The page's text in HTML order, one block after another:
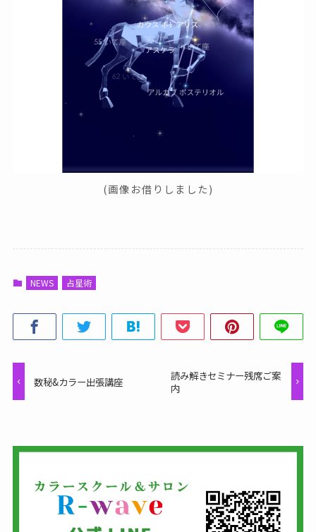
(画像お借りしました)
NEWS 占星術
数秘&カラー出張講座
読み解きセミナー残席ご案
内